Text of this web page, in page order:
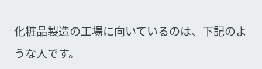
化粧品製造の工場に向いているのは、下記のよ
うな人です。